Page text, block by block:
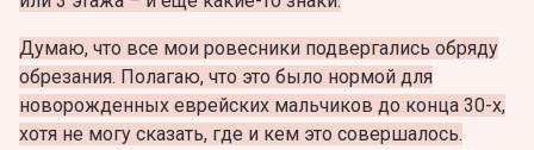
Думаю, что все мои ровесники подвергались обряду
обрезания. Полагаю, что это было нормой для
новорожденных еврейских мальчиков до конца 30-х,
хотя не могу сказать, где и кем это совершалось.